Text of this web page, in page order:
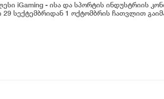
iGaming - ისა და სპორტის ინდუსტრიის
29 სექტემბრიდან 1 ოქტომბრის ჩათვლით